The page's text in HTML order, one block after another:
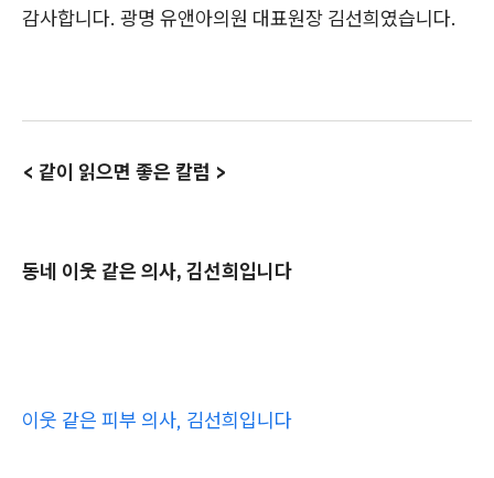
감사합니다. 광명 유앤아의원 대표원장 김선희였습니다.
< 같이 읽으면 좋은 칼럼 >
동네 이웃 같은 의사, 김선희입니다
이웃 같은 피부 의사, 김선희입니다